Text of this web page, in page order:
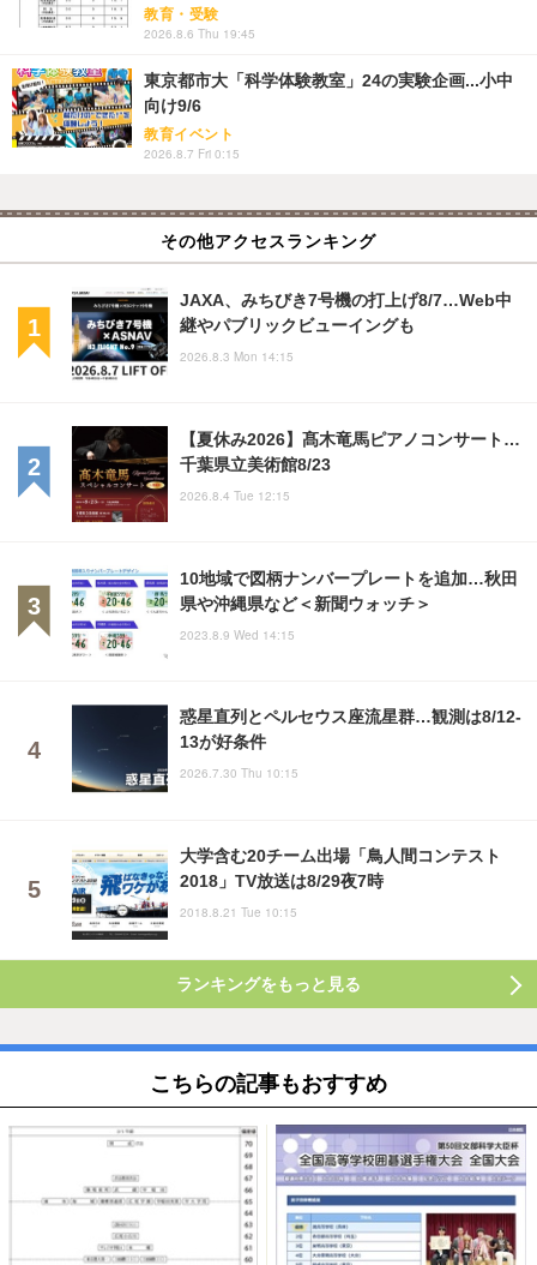
教育・受験
2026.8.6 Thu 19:45
東京都市大「科学体験教室」24の実験企画...小中
向け9/6
教育イベント
2026.8.7 Fri 0:15
その他アクセスランキング
JAXA、みちびき7号機の打上げ8/7…Web中
継やパブリックビューイングも
2026.8.3 Mon 14:15
【夏休み2026】髙木竜馬ピアノコンサート…
千葉県立美術館8/23
2026.8.4 Tue 12:15
10地域で図柄ナンバープレートを追加…秋田
県や沖縄県など＜新聞ウォッチ＞
2023.8.9 Wed 14:15
惑星直列とペルセウス座流星群…観測は8/12-
13が好条件
2026.7.30 Thu 10:15
大学含む20チーム出場「鳥人間コンテスト
2018」TV放送は8/29夜7時
2018.8.21 Tue 10:15
ランキングをもっと見る
こちらの記事もおすすめ